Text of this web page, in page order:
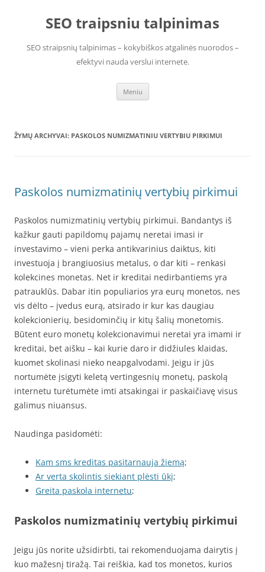
SEO traipsniu talpinimas
SEO straipsnių talpinimas – kokybiškos atgalinės nuorodos –
efektyvi nauda verslui internete.
Meniu
ŽYMŲ ARCHYVAI: PASKOLOS NUMIZMATINIU VERTYBIU PIRKIMUI
Paskolos numizmatinių vertybių pirkimui
Paskolos numizmatinių vertybių pirkimui. Bandantys iš
kažkur gauti papildomų pajamų neretai imasi ir
investavimo – vieni perka antikvarinius daiktus, kiti
investuoja į brangiuosius metalus, o dar kiti – renkasi
kolekcines monetas. Net ir kreditai nedirbantiems yra
patrauklūs. Dabar itin populiarios yra eurų monetos, nes
vis dėlto – įvedus eurą, atsirado ir kur kas daugiau
kolekcionierių, besidominčių ir kitų šalių monetomis.
Būtent euro monetų kolekcionavimui neretai yra imami ir
kreditai, bet aišku – kai kurie daro ir didžiules klaidas,
kuomet skolinasi nieko neapgalvodami. Jeigu ir jūs
nortumėte įsigyti keletą vertingesnių monetų, paskolą
internetu turėtumėte imti atsakingai ir paskaičiavę visus
galimus niuansus.
Naudinga pasidomėti:
Kam sms kreditas pasitarnauja žiemą;
Ar verta skolintis siekiant plėsti ūkį;
Greita paskola internetu;
Paskolos numizmatinių vertybių pirkimui
Jeigu jūs norite užsidirbti, tai rekomenduojama dairytis į
kuo mažesnį tiražą. Tai reiškia, kad tos monetos, kurios